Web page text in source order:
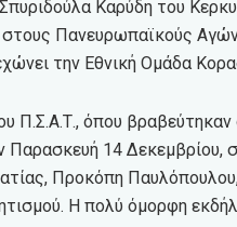
Καρύδη του
στους Πανευρωπαϊκούς
την Εθνική Ομάδα
Π.Σ.Α.Τ., όπου
Παρασκευή 14
Προκόπη
Η πολύ όμορφη